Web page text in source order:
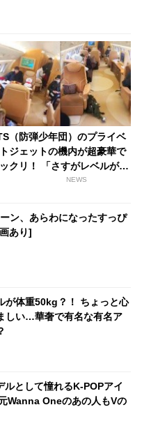
（防弾少年団）のプライベ
ジェットの機内が超豪華で
クリ！ 「さすがレベルが違
」とファン感心NEWS
ン、あらわになったすっぴ
あり]
が体重50kg？！ ちょっと心
しい…華奢で有名な有名ア
ルとして憧れるK-POPアイ
Wanna Oneのあの人もVの